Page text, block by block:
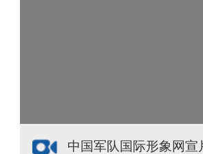
援疆心语｜千里赴疆 以影像微
中国军队国际形象网宣